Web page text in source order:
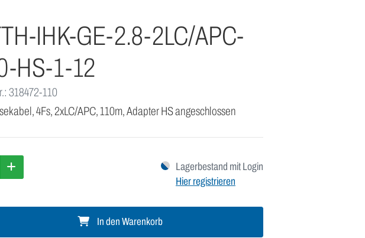
IHK-GE-2.8-2LC/APC-
HS-1-12
318472-110
4Fs, 2xLC/APC, 110m, Adapter HS angeschlossen
Lagerbestand mit Login
Hier registrieren
In den Warenkorb